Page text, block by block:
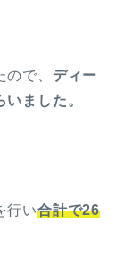
で、 ディー
ました。
行い合計で26